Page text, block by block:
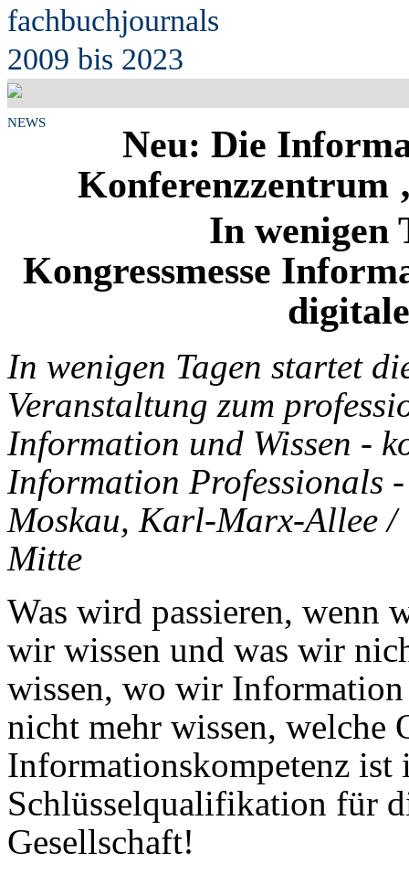
fachbuchjournals
2009 bis 2023
NEWS
Neu: Die
Konferenzzentrum
In wenigen
Kongressmesse
In wenigen Tagen startet
Veranstaltung zum
Information und Wissen -
Information Professionals
Moskau, Karl-Marx-Allee
Mitte
Was wird passieren, wenn
wir wissen und was wir
wissen, wo wir
nicht mehr wissen, welche
Informationskompetenz
Schlüsselqualifikation für
Gesellschaft!